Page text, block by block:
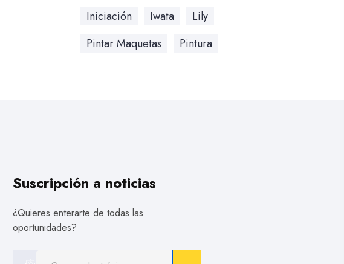
Iniciación
Iwata
Lily
Pintar Maquetas
Pintura
Suscripción a noticias
¿Quieres enterarte de todas las
oportunidades?